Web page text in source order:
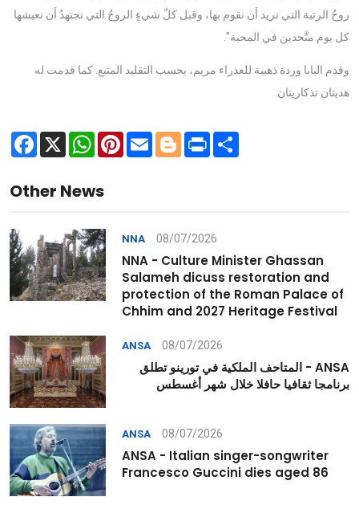
روحُ الرتبة التي نريد أن نقوم بها، وقبل كلّ شيءٍ الروحُ التي نجتهدُ أن نعيشها
كل يوم متَّحدين في المحبة".
وقدم البابا وردة ذهبية للعذراء مريم، بحسب التقليد المتبع. كما قدمت له
هديتان تذكاريتان.
Facebook
X WhatsApp
Pinterest
Email Blogger
Print
Other News
NNA 08/07/2026
NNA - Culture Minister Ghassan
Salameh dicuss restoration and
protection of the Roman Palace of
Chhim and 2027 Heritage Festival
ANSA 08/07/2026
ANSA - المتاحف الملكية في تورينو تطلق
برنامجا ثقافيا حافلا خلال شهر أغسطس
ANSA 08/07/2026
ANSA - Italian singer-songwriter
Francesco Guccini dies aged 86